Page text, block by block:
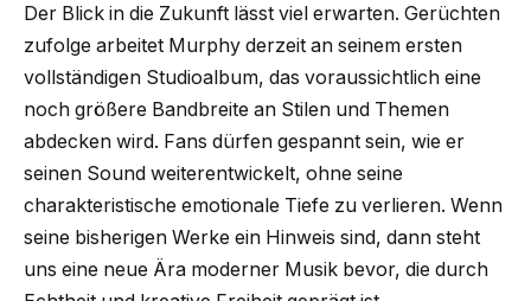
Der Blick in die Zukunft lässt viel erwarten. Gerüchten
zufolge arbeitet Murphy derzeit an seinem ersten
vollständigen Studioalbum, das voraussichtlich eine
noch größere Bandbreite an Stilen und Themen
abdecken wird. Fans dürfen gespannt sein, wie er
seinen Sound weiterentwickelt, ohne seine
charakteristische emotionale Tiefe zu verlieren. Wenn
seine bisherigen Werke ein Hinweis sind, dann steht
uns eine neue Ära moderner Musik bevor, die durch